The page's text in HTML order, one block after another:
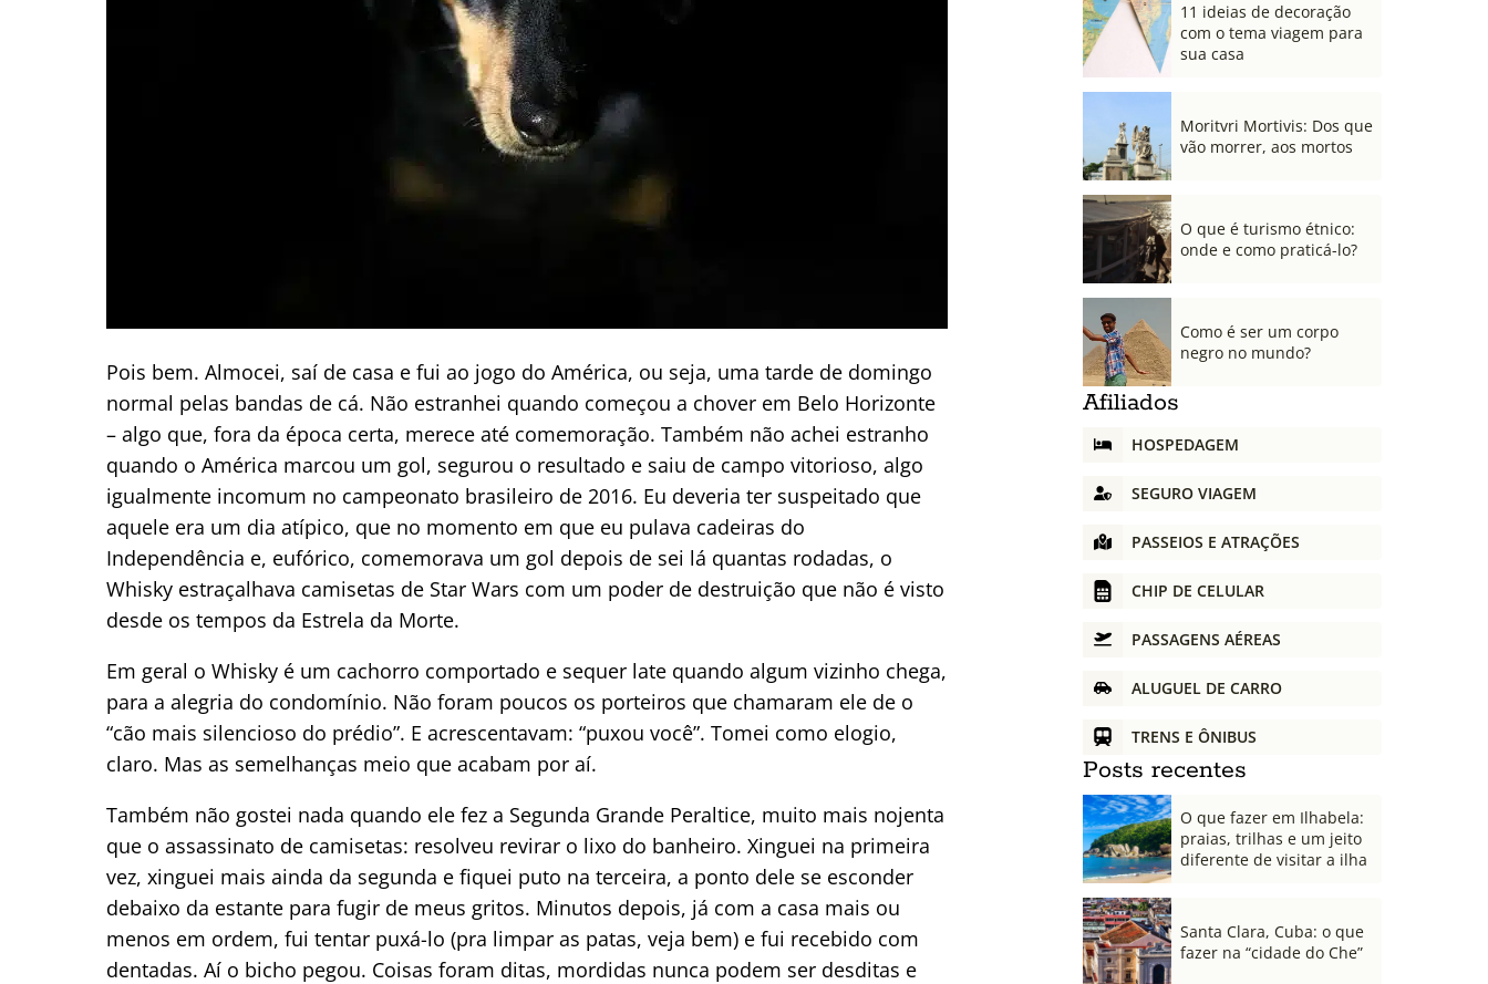
Pois bem. Almocei, saí de casa e fui ao jogo do América, ou seja, uma tarde de domingo
normal pelas bandas de cá. Não estranhei quando começou a chover em Belo Horizonte
– algo que, fora da época certa, merece até comemoração. Também não achei estranho
quando o América marcou um gol, segurou o resultado e saiu de campo vitorioso, algo
igualmente incomum no campeonato brasileiro de 2016. Eu deveria ter suspeitado que
aquele era um dia atípico, que no momento em que eu pulava cadeiras do
Independência e, eufórico, comemorava um gol depois de sei lá quantas rodadas, o
Whisky estraçalhava camisetas de Star Wars com um poder de destruição que não é visto
desde os tempos da Estrela da Morte.
Em geral o Whisky é um cachorro comportado e sequer late quando algum vizinho chega,
para a alegria do condomínio. Não foram poucos os porteiros que chamaram ele de o
“cão mais silencioso do prédio”. E acrescentavam: “puxou você”. Tomei como elogio,
claro. Mas as semelhanças meio que acabam por aí.
Também não gostei nada quando ele fez a Segunda Grande Peraltice, muito mais nojenta
que o assassinato de camisetas: resolveu revirar o lixo do banheiro. Xinguei na primeira
vez, xinguei mais ainda da segunda e fiquei puto na terceira, a ponto dele se esconder
debaixo da estante para fugir de meus gritos. Minutos depois, já com a casa mais ou
menos em ordem, fui tentar puxá-lo (pra limpar as patas, veja bem) e fui recebido com
dentadas. Aí o bicho pegou. Coisas foram ditas, mordidas nunca podem ser desditas e
11 ideias de decoração
com o tema viagem para
sua casa
Moritvri Mortivis: Dos que
vão morrer, aos mortos
O que é turismo étnico:
onde e como praticá-lo?
Como é ser um corpo
negro no mundo?
Afiliados
HOSPEDAGEM
SEGURO VIAGEM
PASSEIOS E ATRAÇÕES
CHIP DE CELULAR
PASSAGENS AÉREAS
ALUGUEL DE CARRO
TRENS E ÔNIBUS
Posts recentes
O que fazer em Ilhabela:
praias, trilhas e um jeito
diferente de visitar a ilha
Santa Clara, Cuba: o que
fazer na “cidade do Che”